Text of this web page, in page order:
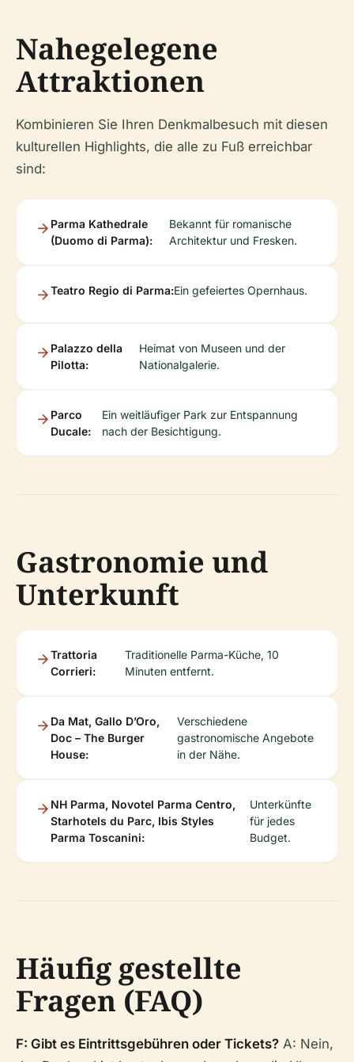
Nahegelegene
Attraktionen
Kombinieren Sie Ihren Denkmalbesuch mit diesen
kulturellen Highlights, die alle zu Fuß erreichbar
sind:
Parma Kathedrale
(Duomo di Parma):
Bekannt für romanische
Architektur und Fresken.
Teatro Regio di Parma:Ein gefeiertes Opernhaus.
Palazzo della
Pilotta:
Heimat von Museen und der
Nationalgalerie.
Parco
Ducale:
Ein weitläufiger Park zur Entspannung
nach der Besichtigung.
Gastronomie und
Unterkunft
Trattoria
Corrieri:
Traditionelle Parma-Küche, 10
Minuten entfernt.
Da Mat, Gallo D’Oro,
Doc – The Burger
House:
Verschiedene
gastronomische Angebote
in der Nähe.
NH Parma, Novotel Parma Centro,
Starhotels du Parc, Ibis Styles
Parma Toscanini:
Unterkünfte
für jedes
Budget.
Häufig gestellte
Fragen (FAQ)
F: Gibt es Eintrittsgebühren oder Tickets? A: Nein,